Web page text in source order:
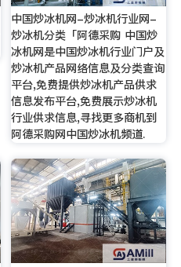
中国炒冰机网-炒冰机行业网-
炒冰机分类「阿德采购 中国炒
冰机网是中国炒冰机行业门户及
炒冰机产品网络信息及分类查询
平台,免费提供炒冰机产品供求
信息发布平台,免费展示炒冰机
行业供求信息,寻找更多商机到
阿德采购网中国炒冰机频道.